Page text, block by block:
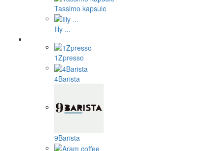
Tassimo kapsule
Illy ...
1Zpresso
4Barista
9Barista